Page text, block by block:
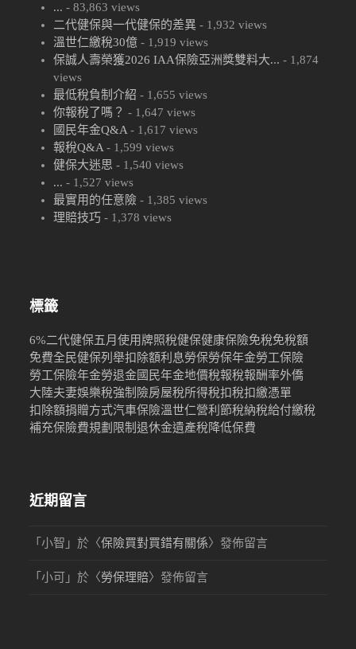
... - 83,863 views
二代健保與一代健保的差異 - 1,932 views
溫世仁繳稅30億 - 1,919 views
保誠人壽榮獲2026 IAA保險亞洲獎雙料大... - 1,874
views
最低稅負制介紹 - 1,655 views
你報稅了嗎？ - 1,647 views
國民年金Q&A- 1,617 views
報稅Q&A- 1,599 views
健保大迷思 - 1,540 views
... - 1,527 views
最實用的任意險 - 1,385 views
理賠技巧 - 1,378 views
標籤
6%二代健保五月使用牌照稅健保健康保險免稅免稅額
免費全民健保列舉扣除額利息勞保勞保年金勞工保險
勞工保險年金勞退金國民年金地價稅報稅報酬率外僑
大陸夫妻娛樂稅強制險房屋稅所得稅扣稅扣繳憑單
扣除額捐贈方式汽車保險溫世仁營利節稅納稅給付繳稅
補充保險費規劃限制退休金遺產稅降低保費
近期留言
「小智 」於〈保險買對買錯有關係〉發佈留言
「小可 」於〈勞保理賠〉發佈留言